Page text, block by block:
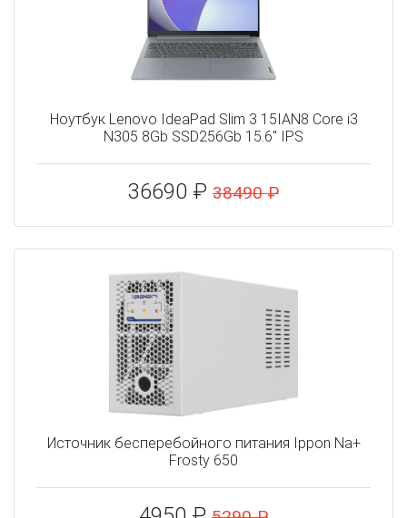
Ноутбук Lenovo IdeaPad Slim 3 15IAN8 Core i3
N305 8Gb SSD256Gb 15.6" IPS
36690 ₽ 38490 ₽
Источник бесперебойного питания Ippon Na+
Frosty 650